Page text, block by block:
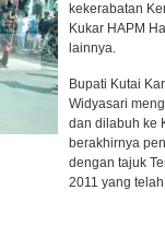
kekerabatan
Kukar HAPM
lainnya.
Bupati Kutai
Widyasari
dan dilabuh ke
berakhirnya
dengan tajuk
2011 yang